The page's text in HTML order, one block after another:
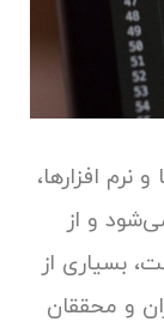
افزارها،
و از
بسیاری از
و محققان